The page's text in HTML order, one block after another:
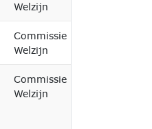
Welzijn
Commissie
Welzijn
Commissie
Welzijn